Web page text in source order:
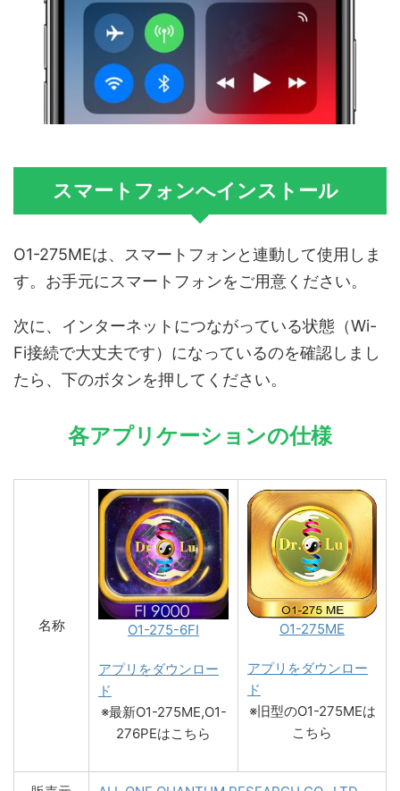
スマートフォンへインストール
O1-275MEは、スマートフォンと連動して使用しま
す。お手元にスマートフォンをご用意ください。
次に、インターネットにつながっている状態（Wi-
Fi接続で大丈夫です）になっているのを確認しまし
たら、下のボタンを押してください。
各アプリケーションの仕様
名称 O1-275-6FI
アプリをダウンロー
ド
※最新O1-275ME,O1-
276PEはこちら
O1-275ME
アプリをダウンロー
ド
※旧型のO1-275MEは
こちら